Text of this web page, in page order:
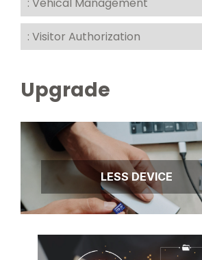
: Visitor Authorization
Upgrade
LESS DEVICE